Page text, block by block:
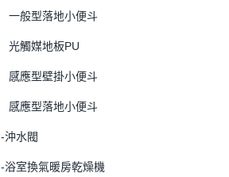
一般型落地小便斗
光觸媒地板PU
感應型壁掛小便斗
感應型落地小便斗
-沖水閥
-浴室換氣暖房乾燥機